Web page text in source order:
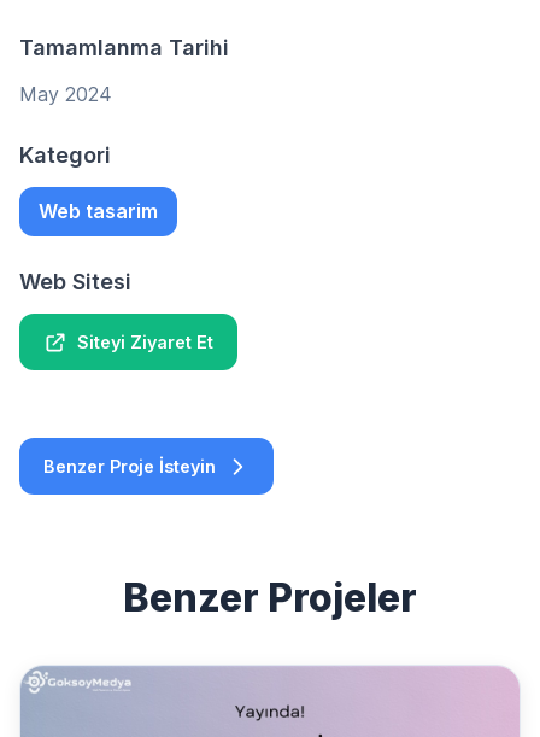
Tamamlanma Tarihi
May 2024
Kategori
Web tasarim
Web Sitesi
Siteyi Ziyaret Et
Benzer Proje İsteyin
Benzer Projeler